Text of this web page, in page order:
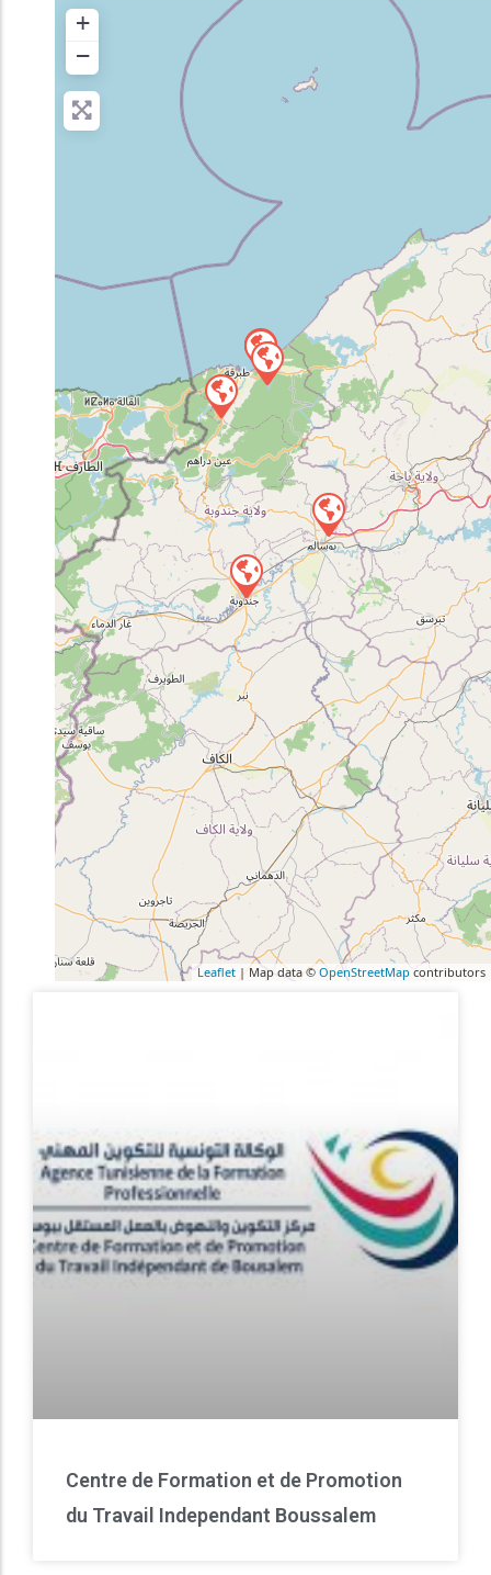
Inscription en Ligne
Bourses
Foire aux Questions
+
−
Leaflet | Map data © OpenStreetMap contributors
Centre de Formation et de Promotion
du Travail Independant Boussalem